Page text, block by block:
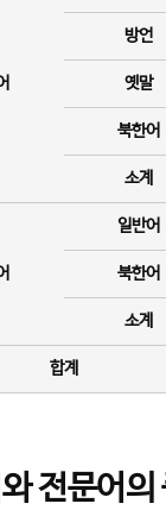
방언
옛말
북한어
소계
일반어
북한어
소계
합계
전문어의